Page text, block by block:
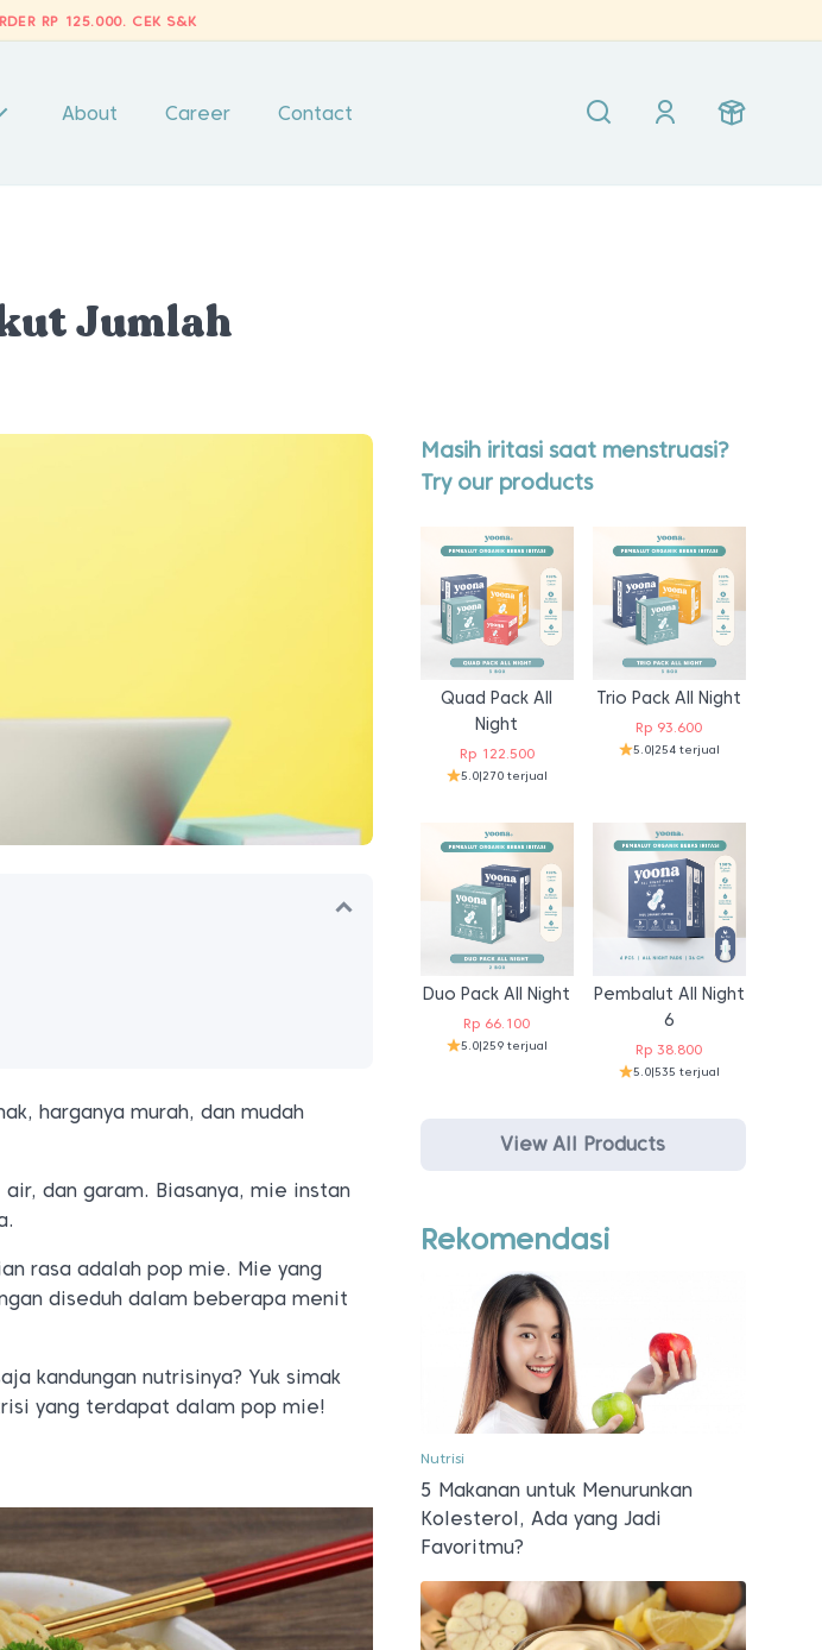
RP 125.000. CEK S&K
About Career Contact
Jumlah
harganya murah, dan mudah
dan garam. Biasanya, mie instan
rasa adalah pop mie. Mie yang
diseduh dalam beberapa menit
kandungan nutrisinya? Yuk simak
yang terdapat dalam pop mie!
Masih iritasi saat menstruasi?
Try our products
Quad Pack All
Night
Rp122.500
5.0|270 terjual
Trio Pack All Night
Rp 93.600
5.0|254 terjual
Duo Pack All Night
Rp 66.100
5.0|259 terjual
Pembalut All Night
6
Rp 38.800
5.0|535 terjual
View All Products
Rekomendasi
Nutrisi
5 Makanan untuk Menurunkan
Kolesterol, Ada yang Jadi
Favoritmu?